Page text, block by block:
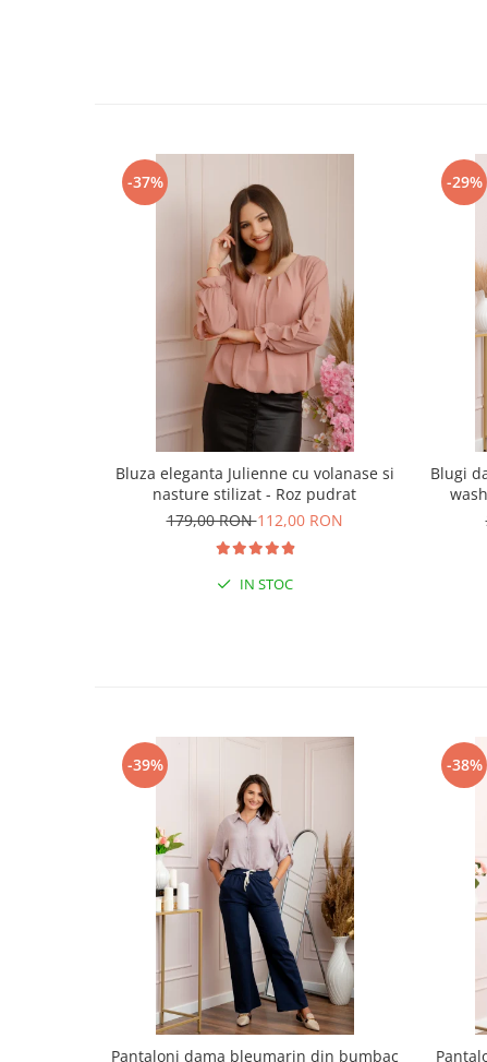
-37%
Bluza eleganta Julienne cu volanase si
nasture stilizat - Roz pudrat
179,00 RON112,00 RON
IN STOC
-29%
Blugi
-39%
Pantaloni dama bleumarin din bumbac
-38%